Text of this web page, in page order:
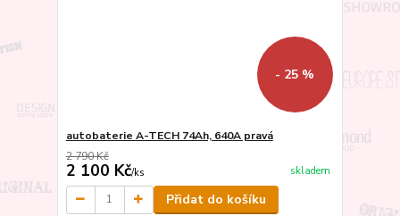
- 25 %
autobaterie A-TECH 74Ah, 640A pravá
2 790 Kč
2 100 Kč/ks skladem
Přidat do košíku